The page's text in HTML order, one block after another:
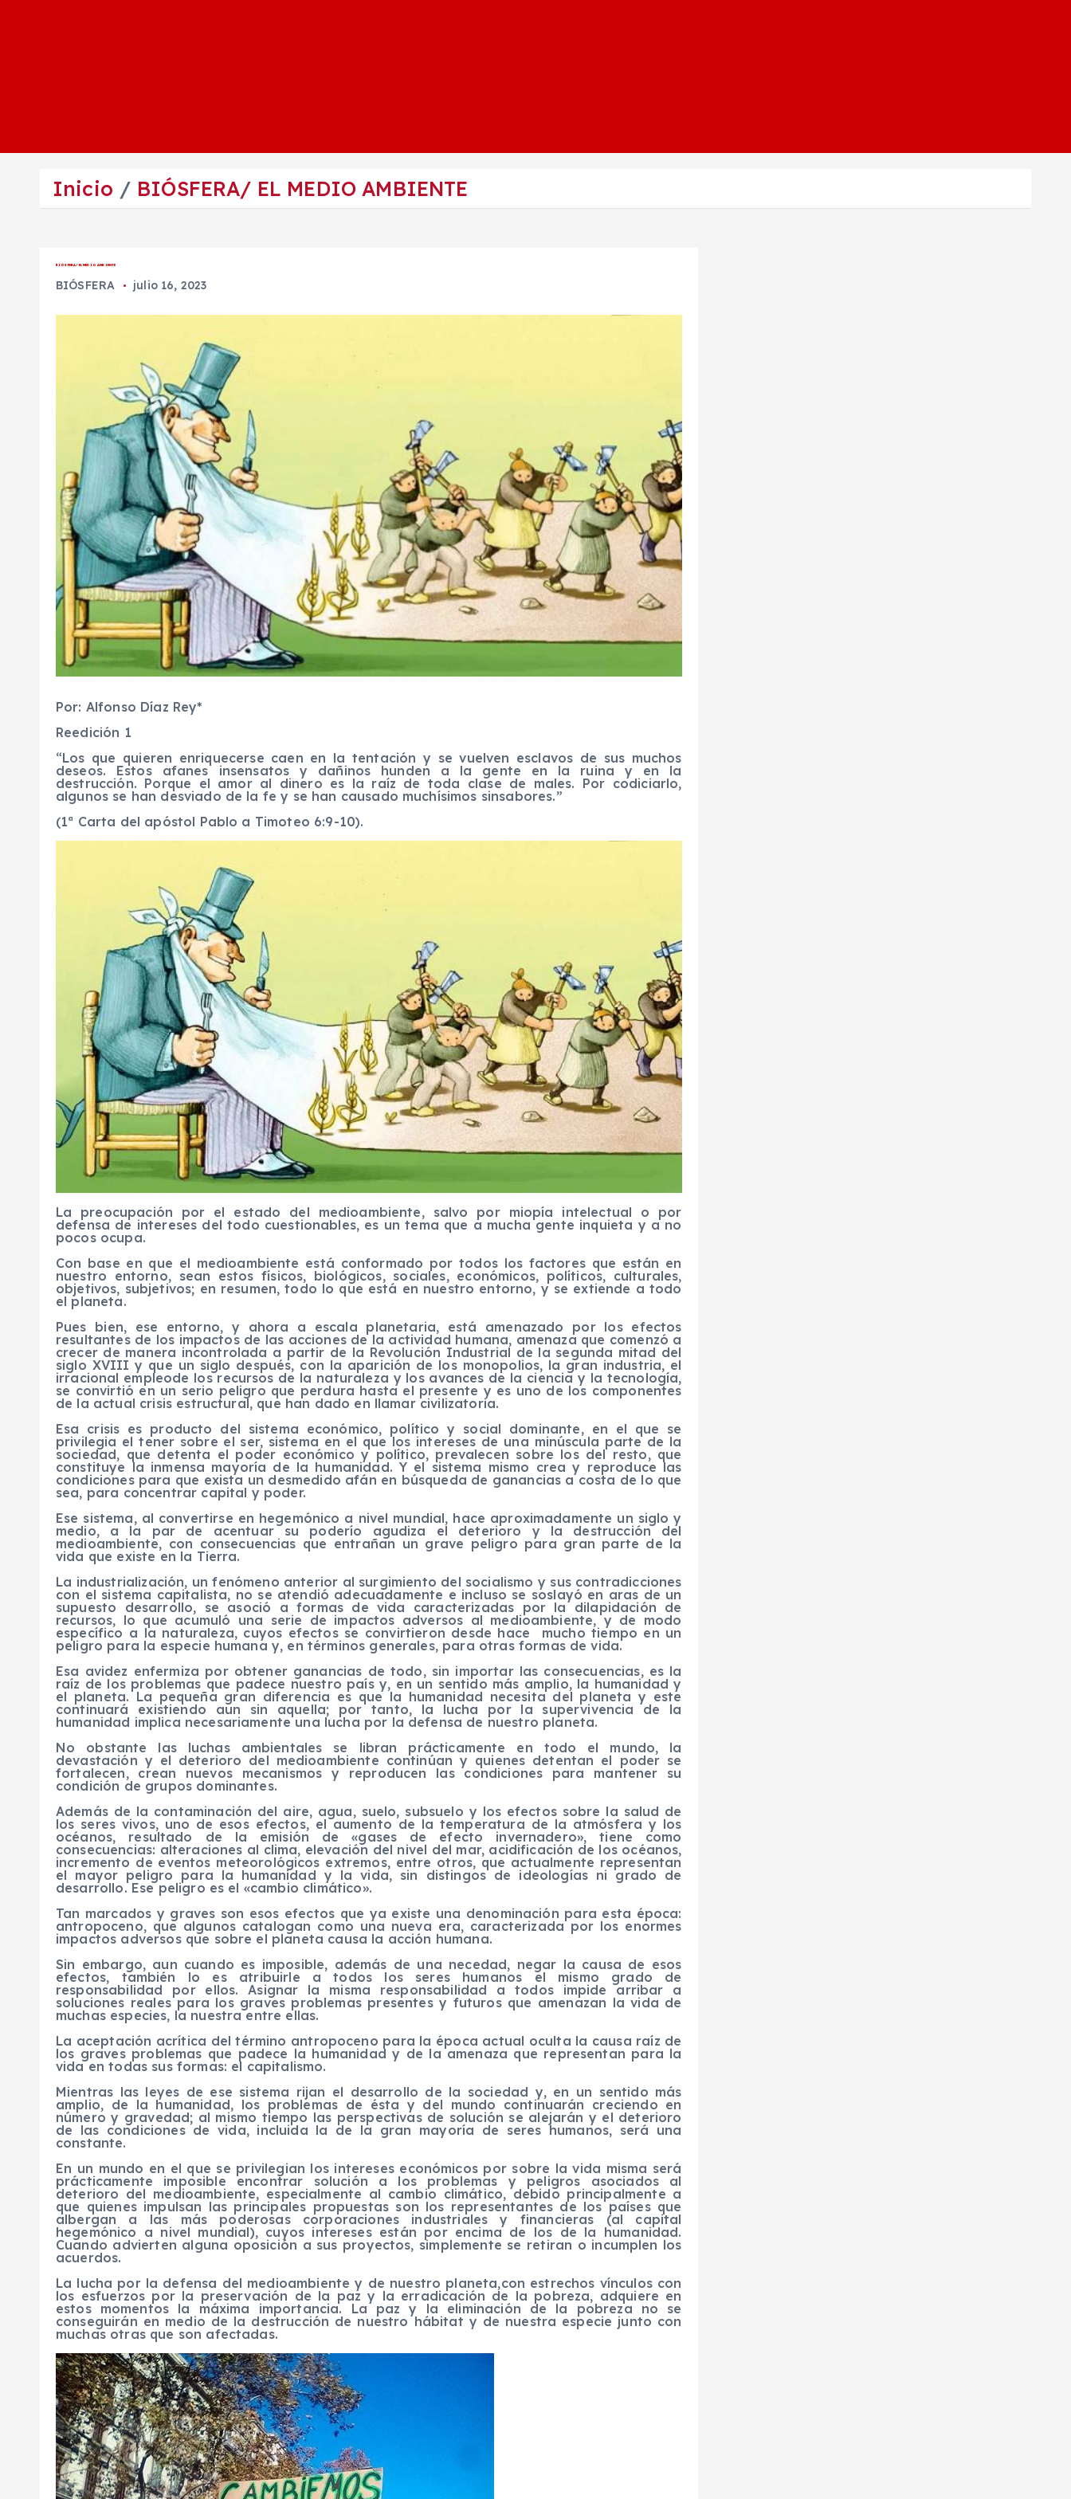
Inicio BIÓSFERA/ EL MEDIO AMBIENTE
BIÓSFERA/ EL MEDIO AMBIENTE
BIÓSFERA julio 16, 2023
Por: Alfonso Díaz Rey*
Reedición 1
“Los que quieren enriquecerse caen en la tentación y se vuelven esclavos de sus muchos
deseos. Estos afanes insensatos y dañinos hunden a la gente en la ruina y en la
destrucción. Porque el amor al dinero es la raíz de toda clase de males. Por codiciarlo,
algunos se han desviado de la fe y se han causado muchísimos sinsabores.”
(1ª Carta del apóstol Pablo a Timoteo 6:9-10).
La preocupación por el estado del medioambiente, salvo por miopía intelectual o por
defensa de intereses del todo cuestionables, es un tema que a mucha gente inquieta y a no
pocos ocupa.
Con base en que el medioambiente está conformado por todos los factores que están en
nuestro entorno, sean estos físicos, biológicos, sociales, económicos, políticos, culturales,
objetivos, subjetivos; en resumen, todo lo que está en nuestro entorno, y se extiende a todo
el planeta.
Pues bien, ese entorno, y ahora a escala planetaria, está amenazado por los efectos
resultantes de los impactos de las acciones de la actividad humana, amenaza que comenzó a
crecer de manera incontrolada a partir de la Revolución Industrial de la segunda mitad del
siglo XVIII y que un siglo después, con la aparición de los monopolios, la gran industria, el
irracional empleode los recursos de la naturaleza y los avances de la ciencia y la tecnología,
se convirtió en un serio peligro que perdura hasta el presente y es uno de los componentes
de la actual crisis estructural, que han dado en llamar civilizatoria.
Esa crisis es producto del sistema económico, político y social dominante, en el que se
privilegia eltener sobre el ser, sistema en el que los intereses de una minúscula parte de la
sociedad, que detenta el poder económico y político, prevalecen sobre los del resto, que
constituye la inmensa mayoría de la humanidad. Y el sistema mismo crea y reproduce las
condiciones para que exista un desmedido afán en búsqueda de ganancias a costa de lo que
sea, para concentrar capital y poder.
Ese sistema, al convertirse en hegemónico a nivel mundial, hace aproximadamente un siglo y
medio, a la par de acentuar su poderío agudiza el deterioro y la destrucción del
medioambiente, con consecuencias que entrañan un grave peligro para gran parte de la
vida que existe en la Tierra.
La industrialización, un fenómeno anterior al surgimiento del socialismo y sus contradicciones
con el sistema capitalista, no se atendió adecuadamente e incluso se soslayó en aras de un
supuesto desarrollo, se asoció a formas de vida caracterizadas por la dilapidación de
recursos, lo que acumuló una serie de impactos adversos al medioambiente, y de modo
específico a la naturaleza, cuyos efectos se convirtieron desde hace mucho tiempo en un
peligro para la especie humana y, en términos generales, para otras formas de vida.
Esa avidez enfermiza por obtener ganancias de todo, sin importar las consecuencias, es la
raíz de los problemas que padece nuestro país y, en un sentido más amplio, la humanidad y
el planeta. La pequeña gran diferencia es que la humanidad necesita del planeta y este
continuará existiendo aun sin aquella; por tanto, la lucha por la supervivencia de la
humanidad implica necesariamente una lucha por la defensa de nuestro planeta.
No obstante las luchas ambientales se libran prácticamente en todo el mundo, la
devastación y el deterioro del medioambiente continúan y quienes detentan el poder se
fortalecen, crean nuevos mecanismos y reproducen las condiciones para mantener su
condición de grupos dominantes.
Además de la contaminación del aire, agua, suelo, subsuelo y los efectos sobre la salud de
los seres vivos, uno de esos efectos, el aumento de la temperatura de la atmósfera y los
océanos, resultado de la emisión de «gases de efecto invernadero», tiene como
consecuencias: alteraciones al clima, elevación del nivel del mar, acidificación de los océanos,
incremento de eventos meteorológicos extremos, entre otros, que actualmente representan
el mayor peligro para la humanidad y la vida, sin distingos de ideologías ni grado de
desarrollo. Ese peligro es el «cambio climático».
Tan marcados y graves son esos efectos que ya existe una denominación para esta época:
antropoceno, que algunos catalogan como una nueva era, caracterizada por los enormes
impactos adversos que sobre el planeta causa la acción humana.
Sin embargo, aun cuando es imposible, además de una necedad, negar la causa de esos
efectos, también lo es atribuirle a todos los seres humanos el mismo grado de
responsabilidad por ellos. Asignar la misma responsabilidad a todos impide arribar a
soluciones reales para los graves problemas presentes y futuros que amenazan la vida de
muchas especies, la nuestra entre ellas.
La aceptación acrítica del término antropoceno para la época actual oculta la causa raíz de
los graves problemas que padece la humanidad y de la amenaza que representan para la
vida en todas sus formas: el capitalismo.
Mientras las leyes de ese sistema rijan el desarrollo de la sociedad y, en un sentido más
amplio, de la humanidad, los problemas de ésta y del mundo continuarán creciendo en
número y gravedad; al mismo tiempo las perspectivas de solución se alejarán y el deterioro
de las condiciones de vida, incluida la de la gran mayoría de seres humanos, será una
constante.
En un mundo en el que se privilegian los intereses económicos por sobre la vida misma será
prácticamente imposible encontrar solución a los problemas y peligros asociados al
deterioro del medioambiente, especialmente al cambio climático, debido principalmente a
que quienes impulsan las principales propuestas son los representantes de los países que
albergan a las más poderosas corporaciones industriales y financieras (al capital
hegemónico a nivel mundial), cuyos intereses están por encima de los de la humanidad.
Cuando advierten alguna oposición a sus proyectos, simplemente se retiran o incumplen los
acuerdos.
La lucha por la defensa del medioambientey de nuestro planeta,con estrechos vínculos con
los esfuerzos por la preservación de la paz y la erradicación de la pobreza, adquiere en
estos momentos la máxima importancia. La paz y la eliminación de la pobreza no se
conseguirán en medio de la destrucción de nuestro hábitat y de nuestra especie junto con
muchas otras que son afectadas.